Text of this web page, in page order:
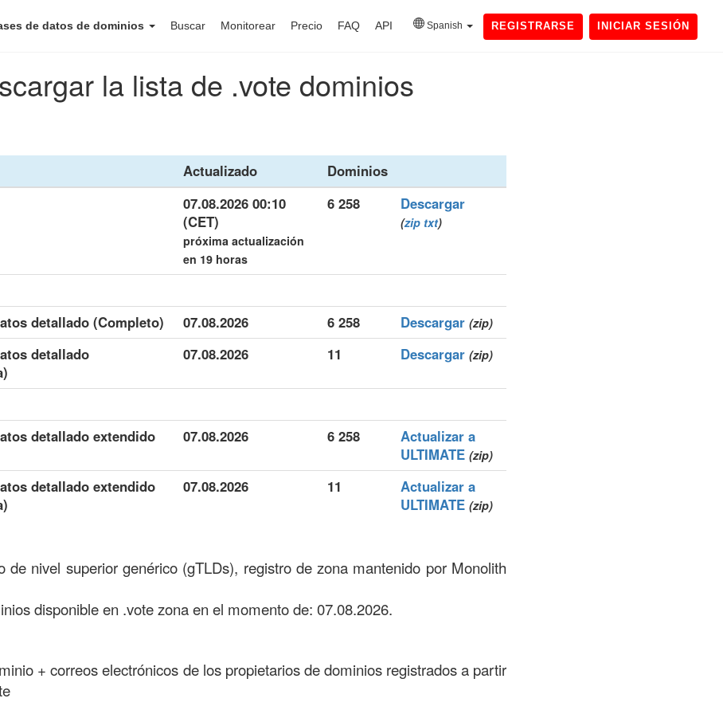
de datos de dominios Buscar Monitorear Precio FAQ API Spanish REGISTRARSE INICIAR SESIÓN
la lista de .vote dominios
Actualizado
Dominios
07.08.2026 00:10
(CET)
próxima actualización
en 19 horas
6 258 Descargar
(zip txt)
detallado (Completo) 07.08.2026 6 258 Descargar (zip)
detallado
07.08.2026 11 Descargar (zip)
detallado extendido
07.08.2026 6 258
Actualizar a
ULTIMATE (zip)
detallado extendido
07.08.2026 11
Actualizar a
ULTIMATE (zip)
de nivel superior genérico (gTLDs), registro de zona mantenido por Monolith
disponible en .vote zona en el momento de: 07.08.2026.
+ correos electrónicos de los propietarios de dominios registrados a partir